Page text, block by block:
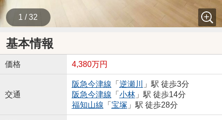
1 / 32
基本情報
価格 4,380万円
交通
阪急今津線 「 逆瀬川
」駅 徒歩3分
阪急今津線 「 小林」駅 徒歩14分
福知山線 「 宝塚 」駅 徒歩28分